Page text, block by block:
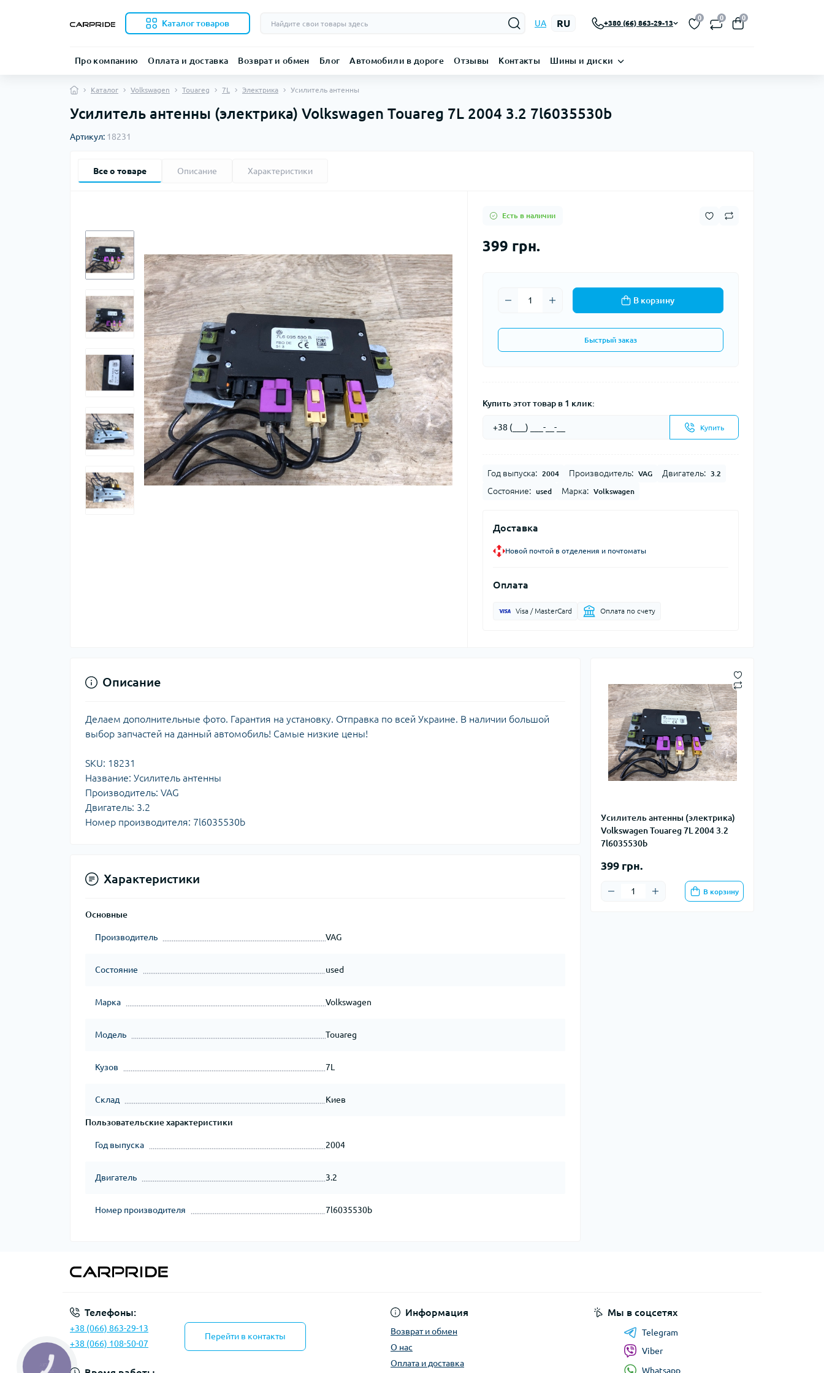
Каталог товаров UA RU +380 (66) 863-29-13
0 0 0
Про компанию Оплата и доставка Возврат и обмен Блог Автомобили в дороге Отзывы Контакты Шины и диски
Каталог Volkswagen Touareg 7L Электрика Усилитель антенны
Усилитель антенны (электрика) Volkswagen Touareg 7L 2004 3.2 7l6035530b
Артикул: 18231
Все о товаре Описание Характеристики
Есть в наличии
399 грн.
В корзину
Быстрый заказ
Купить этот товар в 1 клик:
Купить
Год выпуска: 2004 Производитель: VAG Двигатель: 3.2
Состояние: used Марка: Volkswagen
Доставка
Новой почтой в отделения и почтоматы
Оплата
Visa / MasterCard Оплата по счету
Усилитель антенны (электрика)
Volkswagen Touareg 7L 2004 3.2
7l6035530b
399 грн.
В корзину
Описание
Делаем дополнительные фото. Гарантия на установку. Отправка по всей Украине. В наличии большой
выбор запчастей на данный автомобиль! Самые низкие цены!
SKU: 18231
Название: Усилитель антенны
Производитель: VAG
Двигатель: 3.2
Номер производителя: 7l6035530b
Характеристики
Основные
Производитель VAG
Состояние used
Марка Volkswagen
Модель Touareg
Кузов 7L
Склад Киев
Пользовательские характеристики
Год выпуска 2004
Двигатель 3.2
Номер производителя 7l6035530b
Телефоны:
+38 (066) 863-29-13
+38 (066) 108-50-07
Перейти в контакты
Информация
Возврат и обмен
О нас
Оплата и доставка
Мы в соцсетях
Telegram
Viber
Whatsapp
КНОПКА
ЗВ'ЯЗКУ